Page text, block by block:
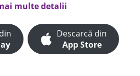
multe detalii
Descarcă din
App Store